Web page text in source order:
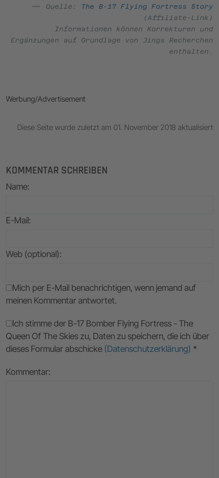
Quelle:
The B-17 Flying Fortress Story
(Affiliate-Link)
Informationen können Korrekturen und
Ergänzungen auf Grundlage von Jings Recherchen
enthalten.
Werbung/Advertisement
Diese Seite wurde zuletzt am 01. November 2018 aktualisiert
KOMMENTAR SCHREIBEN
Name:
E-Mail:
Web (optional):
Mich per E-Mail benachrichtigen, wenn jemand auf
meinen Kommentar antwortet.
Ich stimme der B-17 Bomber Flying Fortress - The
Queen Of The Skies zu, Daten zu speichern, die ich über
dieses Formular abschicke (Datenschutzerklärung) *
Kommentar: